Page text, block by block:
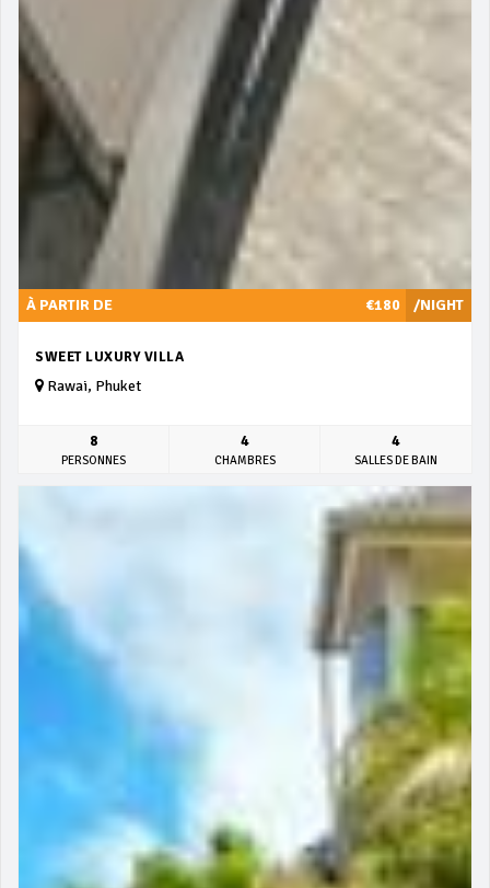
/NIGHT
À PARTIR DE €180
SWEET LUXURY VILLA
Rawai, Phuket
8
PERSONNES
4
CHAMBRES
4
SALLES DE BAIN